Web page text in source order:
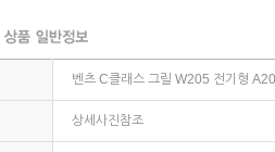
벤츠 C클래스 그릴 W205 전기형
상세사진참조